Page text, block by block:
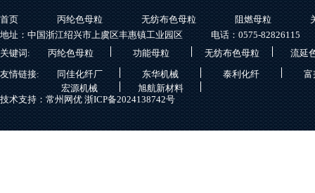
首页 丙纶色母粒 无纺布色母粒 阻燃母粒
地址：中国浙江绍兴市上虞区丰惠镇工业园区
电话：0575-82826115
关键词:
丙纶色母粒 功能母粒 无纺布色母粒
流延
友情链接:
同佳化纤厂 东华机械 泰利化纤
富
宏源机械
旭航新材料
技术支持：常州网优 浙ICP备2024138742号